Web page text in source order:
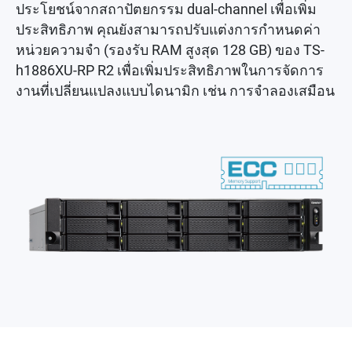
ประโยชน์จากสถาปัตยกรรม dual-channel เพื่อเพิ่ม
ประสิทธิภาพ คุณยังสามารถปรับแต่งการกำหนดค่า
หน่วยความจำ (รองรับ RAM สูงสุด 128 GB) ของ TS-
h1886XU-RP R2 เพื่อเพิ่มประสิทธิภาพในการจัดการ
งานที่เปลี่ยนแปลงแบบไดนามิก เช่น การจำลองเสมือน